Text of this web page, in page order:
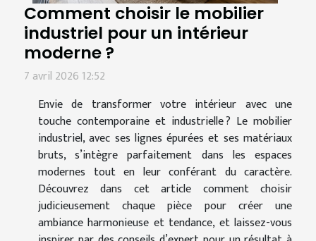
Comment choisir le mobilier
industriel pour un intérieur
moderne ?
7 avril 2026 12:52
Envie de transformer votre intérieur avec une
touche contemporaine et industrielle ? Le mobilier
industriel, avec ses lignes épurées et ses matériaux
bruts, s’intègre parfaitement dans les espaces
modernes tout en leur conférant du caractère.
Découvrez dans cet article comment choisir
judicieusement chaque pièce pour créer une
ambiance harmonieuse et tendance, et laissez-vous